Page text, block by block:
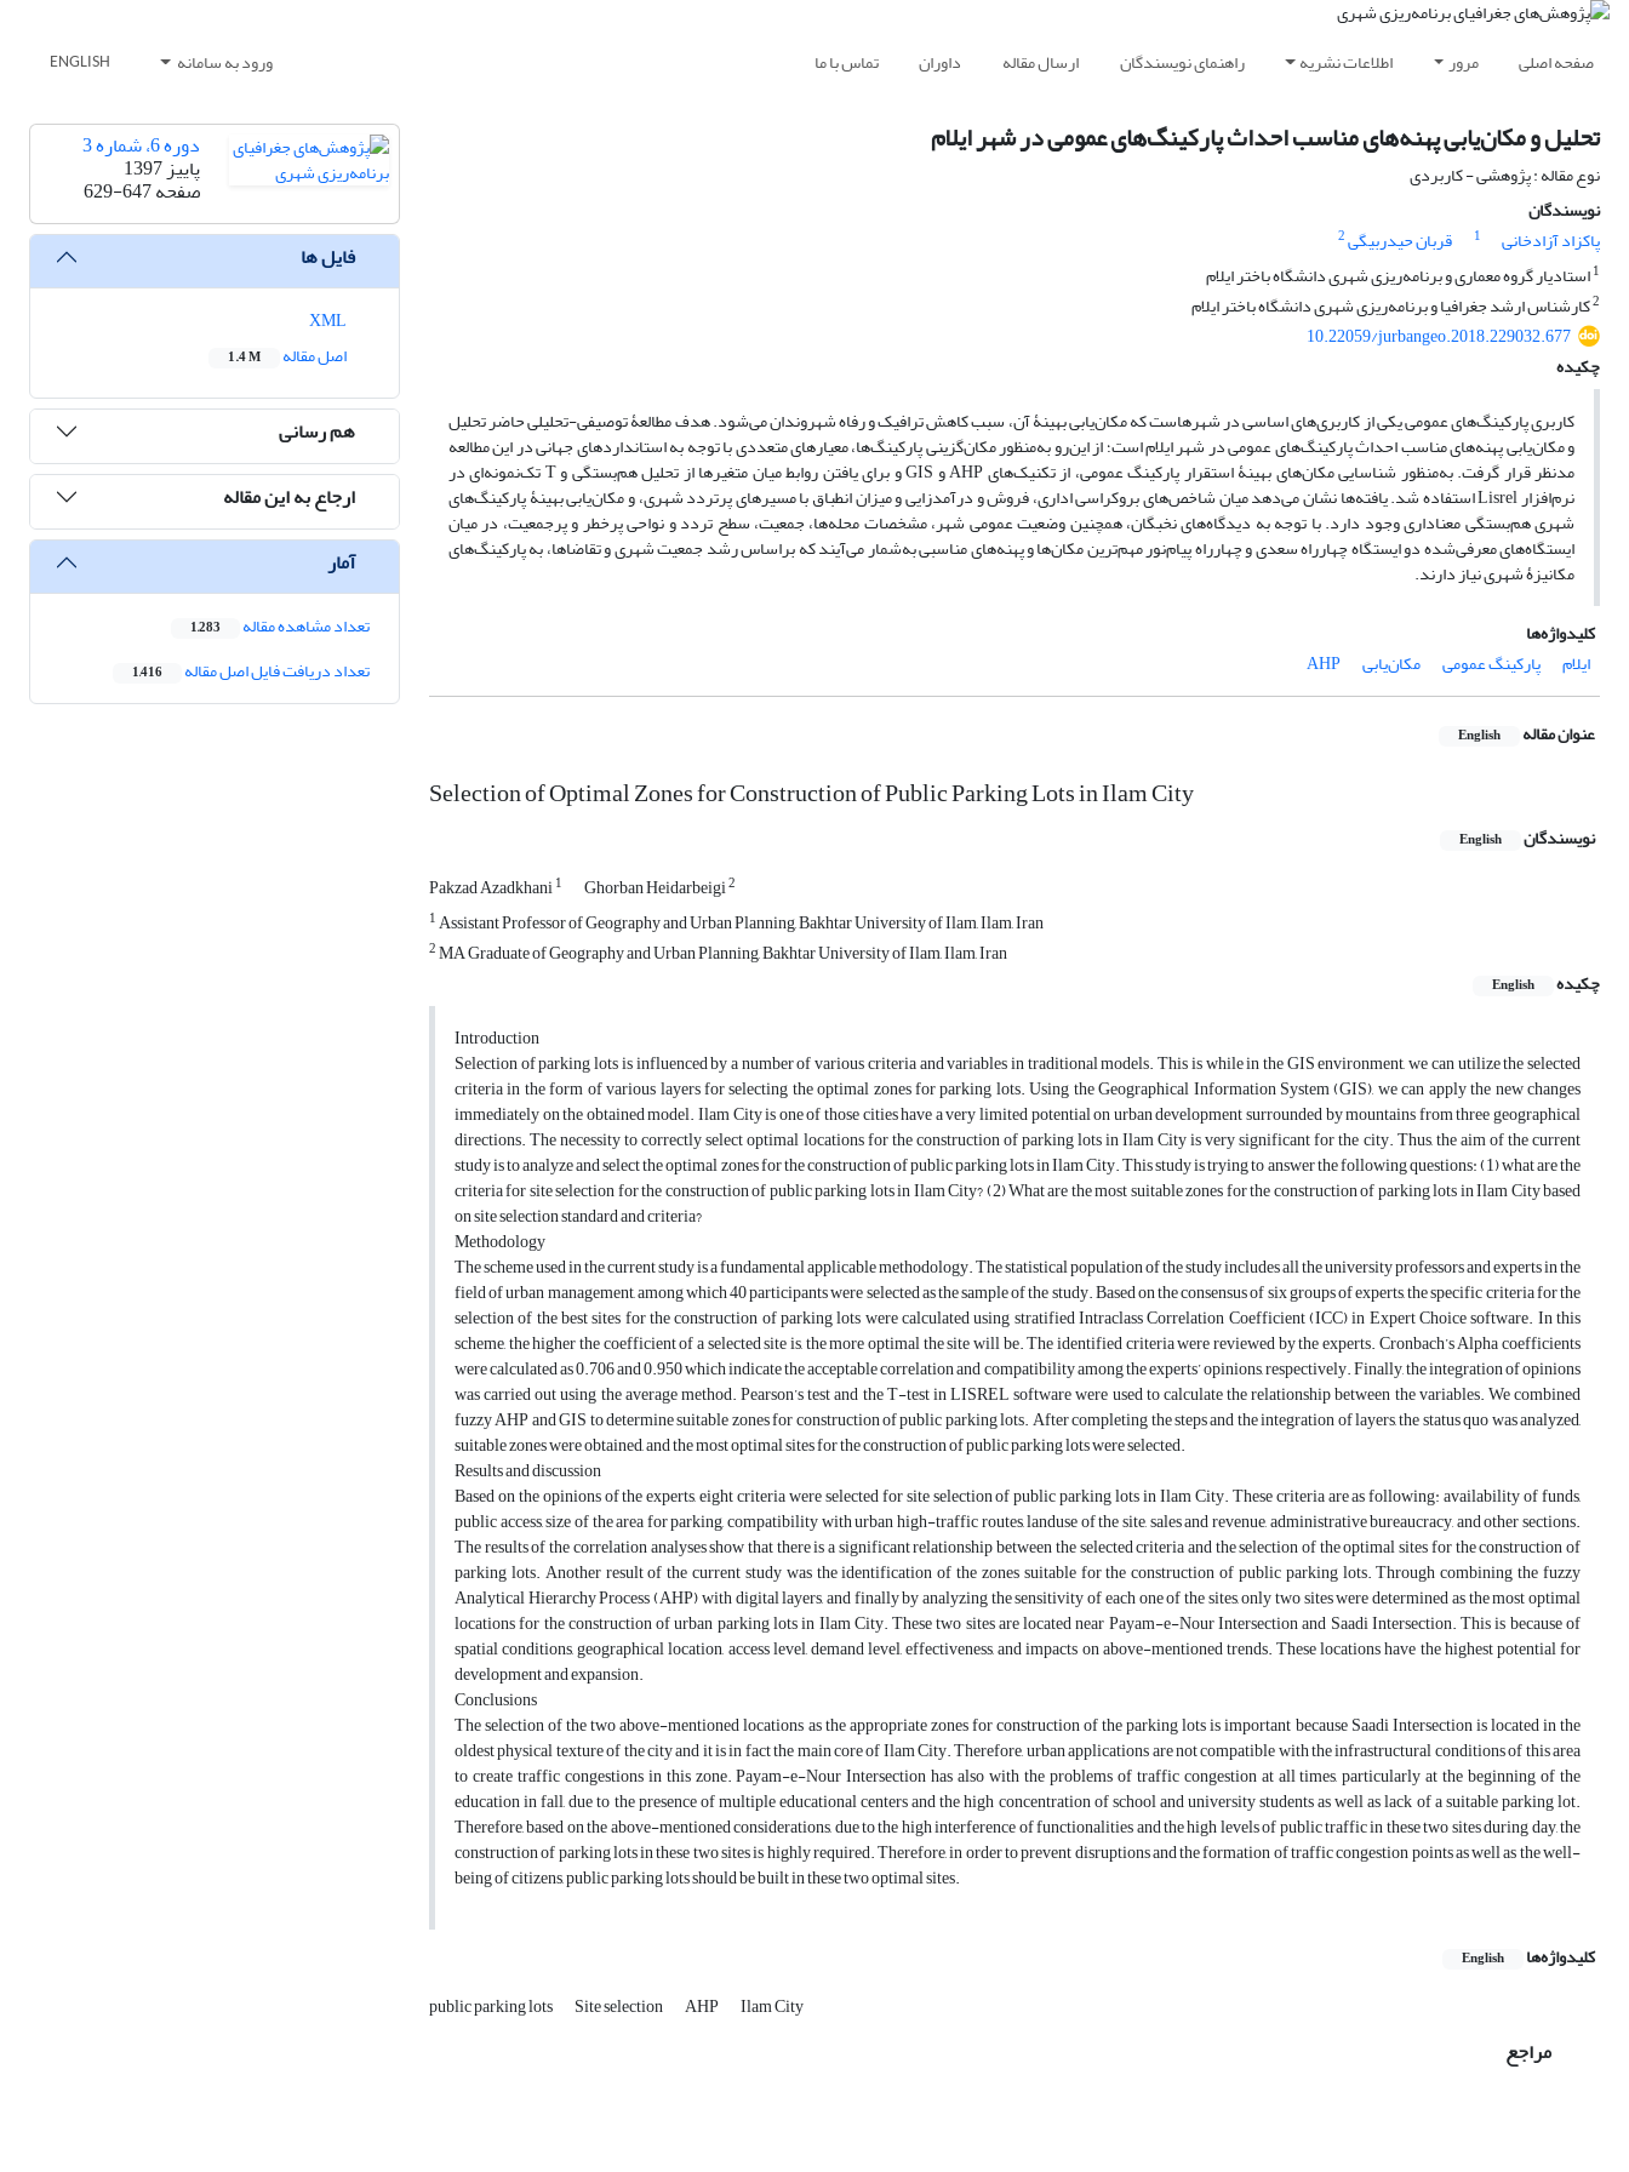
صفحه اصلی مرور اطلاعات نشریه راهنمای نویسندگان ارسال مقاله داوران تماس با ما ورود به سامانه ENGLISH
تحلیل و مکان‌یابی پهنه‌های مناسب احداث پارکینگ‌های عمومی در شهر ایلام
نوع مقاله : پژوهشی - کاربردی
نویسندگان
پاکزاد آزادخانی
1 قربان حیدربیگی2
1استادیار گروه معماری و برنامه‌ریزی شهری دانشگاه باختر ایلام
2کارشناس ارشد جغرافیا و برنامه‌ریزی شهری دانشگاه باختر ایلام
10.22059/jurbangeo.2018.229032.677
چکیده
کاربری پارکینگ‌های عمومی یکی از کاربری‌های اساسی در شهرهاست که مکان‌یابی بهینۀ آن، سبب کاهش ترافیک و رفاه شهروندان می‌شود. هدف مطالعۀ توصیفی-تحلیلی حاضر تحلیل
و مکان‌یابی پهنه‌های مناسب احداث پارکینگ‌های عمومی در شهر ایلام است؛ از این‌رو به‌منظور مکان‌گزینی پارکینگ‌ها، معیارهای متعددی با توجه به استانداردهای جهانی در این مطالعه
مدنظر قرار گرفت. به‌منظور شناسایی مکان‌های بهینۀ استقرار پارکینگ عمومی، از تکنیک‌های AHP و GIS و برای یافتن روابط میان متغیرها از تحلیل هم‌بستگی و T تک‌نمونه‌ای در
نرم‌افزار Lisrel استفاده شد. یافته‌ها نشان می‌دهد میان شاخص‌های بروکراسی اداری، فروش و درآمدزایی و میزان انطباق با مسیرهای پرتردد شهری، و مکان‌یابی بهینۀ پارکینگ‌های
شهری هم‌بستگی معناداری وجود دارد. با توجه به دیدگاه‌های نخبگان، همچنین وضعیت عمومی شهر، مشخصات محله‌ها، جمعیت، سطح تردد و نواحی پرخطر و پرجمعیت، در میان
ایستگاه‌های معرفی‌شده دو ایستگاه چهارراه سعدی و چهارراه پیام‌نور مهم‌ترین مکان‌ها و پهنه‌های مناسبی به‌شمار می‌آیند که براساس رشد جمعیت شهری و تقاضاها، به پارکینگ‌های
مکانیزۀ شهری نیاز دارند.
کلیدواژه‌ها
ایلام
پارکینگ عمومی مکان‌یابی AHP
عنوان مقاله English
Selection of Optimal Zones for Construction of Public Parking Lots in Ilam City
نویسندگان English
Pakzad Azadkhani1 Ghorban Heidarbeigi2
1Assistant Professor of Geography and Urban Planning, Bakhtar University of Ilam, Ilam, Iran
2MA Graduate of Geography and Urban Planning, Bakhtar University of Ilam, Ilam, Iran
چکیده
English
Introduction
Selection of parking lots is influenced by a number of various criteria and variables in traditional models. This is while in the GIS environment, we can utilize the selected
criteria in the form of various layers for selecting the optimal zones for parking lots. Using the Geographical Information System (GIS), we can apply the new changes
immediately on the obtained model. Ilam City is one of those cities have a very limited potential on urban development surrounded by mountains from three geographical
directions. The necessity to correctly select optimal locations for the construction of parking lots in Ilam City is very significant for the city. Thus, the aim of the current
study is to analyze and select the optimal zones for the construction of public parking lots in Ilam City. This study is trying to answer the following questions: (1) what are the
criteria for site selection for the construction of public parking lots in Ilam City? (2) What are the most suitable zones for the construction of parking lots in Ilam City based
on site selection standard and criteria?
Methodology
The scheme used in the current study is a fundamental applicable methodology. The statistical population of the study includes all the university professors and experts in the
field of urban management, among which 40 participants were selected as the sample of the study. Based on the consensus of six groups of experts, the specific criteria for the
selection of the best sites for the construction of parking lots were calculated using stratified Intraclass Correlation Coefficient (ICC) in Expert Choice software. In this
scheme, the higher the coefficient of a selected site is, the more optimal the site will be. The identified criteria were reviewed by the experts. Cronbach’s Alpha coefficients
were calculated as 0.706 and 0.950 which indicate the acceptable correlation and compatibility among the experts’ opinions, respectively. Finally, the integration of opinions
was carried out using the average method. Pearson’s test and the T-test in LISREL software were used to calculate the relationship between the variables. We combined
fuzzy AHP and GIS to determine suitable zones for construction of public parking lots. After completing the steps and the integration of layers, the status quo was analyzed,
suitable zones were obtained, and the most optimal sites for the construction of public parking lots were selected.
Results and discussion
Based on the opinions of the experts, eight criteria were selected for site selection of public parking lots in Ilam City. These criteria are as following: availability of funds,
public access, size of the area for parking, compatibility with urban high-traffic routes, landuse of the site, sales and revenue, administrative bureaucracy, and other sections.
The results of the correlation analyses show that there is a significant relationship between the selected criteria and the selection of the optimal sites for the construction of
parking lots. Another result of the current study was the identification of the zones suitable for the construction of public parking lots. Through combining the fuzzy
Analytical Hierarchy Process (AHP) with digital layers, and finally by analyzing the sensitivity of each one of the sites, only two sites were determined as the most optimal
locations for the construction of urban parking lots in Ilam City. These two sites are located near Payam-e-Nour Intersection and Saadi Intersection. This is because of
spatial conditions, geographical location, access level, demand level, effectiveness, and impacts on above-mentioned trends. These locations have the highest potential for
development and expansion.
Conclusions
The selection of the two above-mentioned locations as the appropriate zones for construction of the parking lots is important because Saadi Intersection is located in the
oldest physical texture of the city and it is in fact the main core of Ilam City. Therefore, urban applications are not compatible with the infrastructural conditions of this area
to create traffic congestions in this zone. Payam-e-Nour Intersection has also with the problems of traffic congestion at all times, particularly at the beginning of the
education in fall, due to the presence of multiple educational centers and the high concentration of school and university students as well as lack of a suitable parking lot.
Therefore, based on the above-mentioned considerations, due to the high interference of functionalities and the high levels of public traffic in these two sites during day, the
construction of parking lots in these two sites is highly required. Therefore, in order to prevent disruptions and the formation of traffic congestion points as well as the well-
being of citizens, public parking lots should be built in these two optimal sites.
کلیدواژه‌ها English
public parking lots Site selection AHP Ilam City
مراجع
دوره 6، شماره 3
پاییز 1397
صفحه629-647
فایل ها
اصل مقاله
1.4 M
هم رسانی
ارجاع به این مقاله
آمار
تعداد مشاهده مقاله 1,283
تعداد دریافت فایل اصل مقاله 1,416